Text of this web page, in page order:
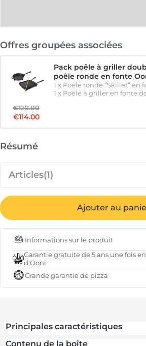
Offres groupées associées
Pack poêle à griller
poêle ronde en fonte
1 x Poêle ronde “Skillet” en
1 x Poêle à griller en fonte
€120.00
€114.00
Résumé
Articles(1)
Poêle ronde “Skillet” en
Sous-total
Total
Ajouter au
Informations sur le produit
Garantie gratuite de 5 ans une fois
d'Ooni
Grande garantie de pizza
Principales caractéristiques
Contenu de la boîte